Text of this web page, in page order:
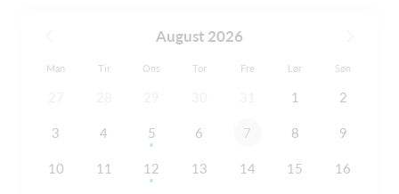
August 2026
Man Tir Ons Tor Fre Lør Søn
1 2
3 4 5 6 7 8 9
10 11 12 13 14 15 16